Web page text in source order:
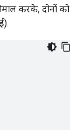
करके, दोनों को